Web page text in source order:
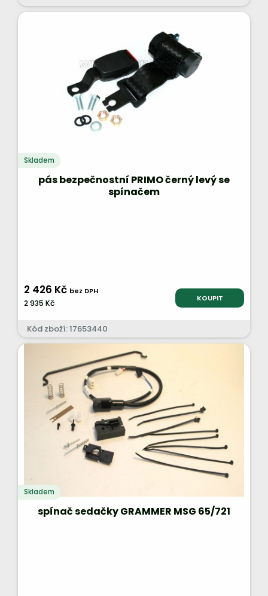
Skladem
pás bezpečnostní PRIMO černý levý se
spínačem
2 426 Kč bez DPH
2 935 Kč KOUPIT
Kód zboží: 17653440
Skladem
spínač sedačky GRAMMER MSG 65/721